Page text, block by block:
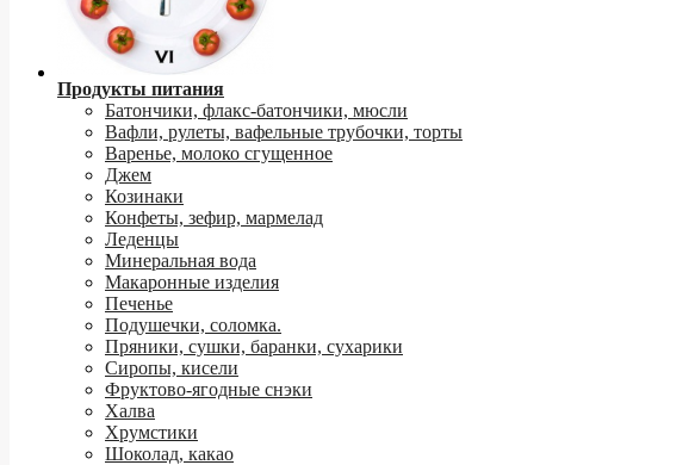
Продукты питания
Батончики, флакс-батончики, мюсли
Вафли, рулеты, вафельные трубочки, торты
Варенье, молоко сгущенное
Джем
Козинаки
Конфеты, зефир, мармелад
Леденцы
Минеральная вода
Макаронные изделия
Печенье
Подушечки, соломка.
Пряники, сушки, баранки, сухарики
Сиропы, кисели
Фруктово-ягодные снэки
Халва
Хрумстики
Шоколад, какао